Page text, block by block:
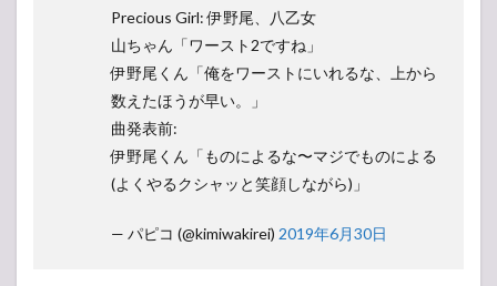
Precious Girl: 伊野尾、八乙女
山ちゃん「ワースト2ですね」
伊野尾くん「俺をワーストにいれるな、上から
数えたほうが早い。」
曲発表前:
伊野尾くん「ものによるな〜マジでものによる
(よくやるクシャッと笑顔しながら)」
— パピコ (@kimiwakirei) 2019年6月30日